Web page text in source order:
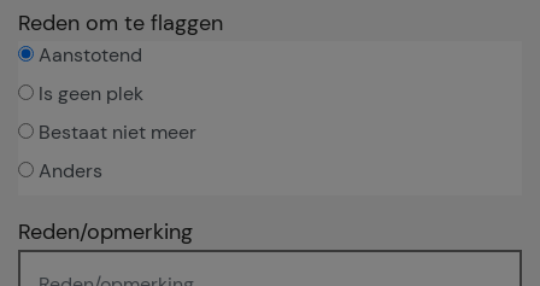
Reden om te flaggen
Aanstotend
Is geen plek
Bestaat niet meer
Anders
Reden/opmerking